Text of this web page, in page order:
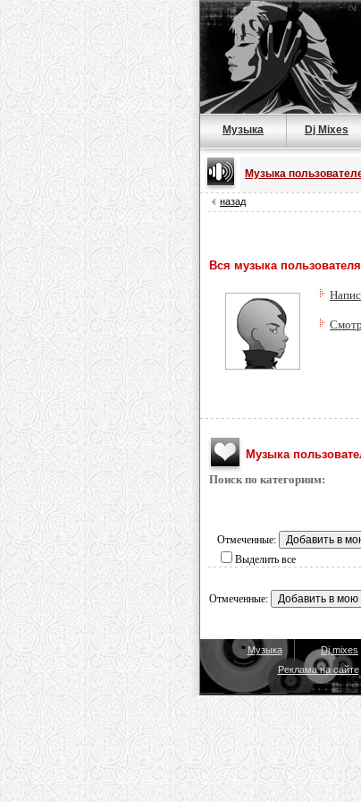
Музыка Dj Mixes
Музыка
назад
Вся музыка
Музыка
Поиск по категориям:
Отмеченные:
Выделить все
Отмеченные:
Музыка Dj mixes
Реклама на сайте